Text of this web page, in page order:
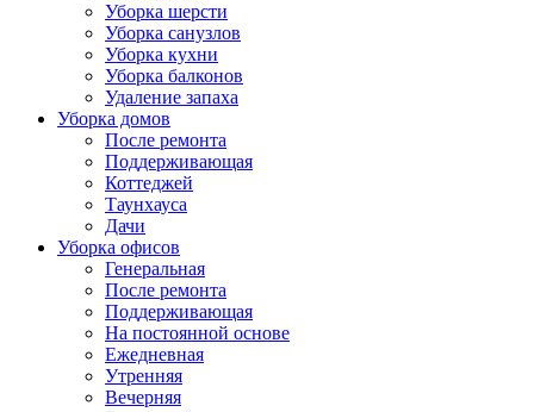
Уборка шерсти
Уборка санузлов
Уборка кухни
Уборка балконов
Удаление запаха
Уборка домов
После ремонта
Поддерживающая
Коттеджей
Таунхауса
Дачи
Уборка офисов
Генеральная
После ремонта
Поддерживающая
На постоянной основе
Ежедневная
Утренняя
Вечерняя